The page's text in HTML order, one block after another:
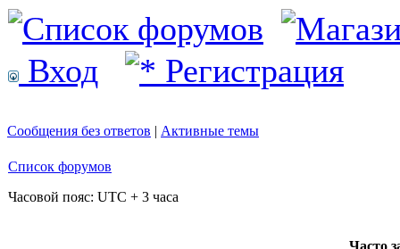
Вход Регистрация
Сообщения без ответов | Активные темы
Список форумов
Часовой пояс: UTC + 3 часа
Часто